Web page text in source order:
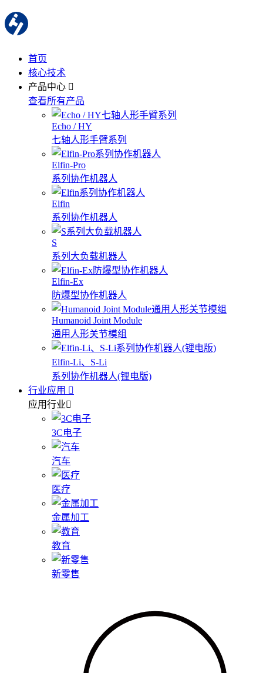
首页
核心技术
产品中心
查看所有产品
Echo / HY
七轴人形手臂系列
Elfin-Pro
系列协作机器人
Elfin
系列协作机器人
S
系列大负载机器人
Elfin-Ex
防爆型协作机器人
Humanoid Joint Module
通用人形关节模组
Elfin-Li、S-Li
系列协作机器人(锂电版)
行业应用
应用行业
3C电子
汽车
医疗
金属加工
教育
新零售